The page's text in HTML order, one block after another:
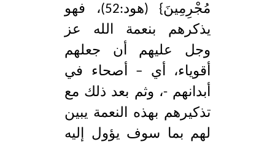
مُجْرِمِينَ} (هود:52)، فهو
يذكرهم بنعمة الله عز
وجل عليهم أن جعلهم
أقوياء، أي – أصحاء في
أبدانهم -، وثم بعد ذلك مع
تذكيرهم بهذه النعمة يبين
لهم بما سوف يؤول إليه